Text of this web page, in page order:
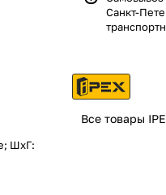
ШхГ:
Санкт-
Все товары